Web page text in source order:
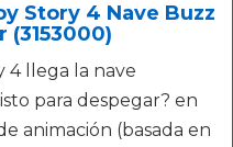
Story 4 Nave Buzz
(3153000)
4 llega la nave
para despegar? en
animación (basada en